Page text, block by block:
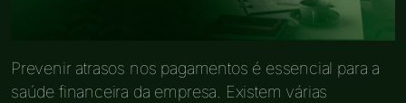
Prevenir atrasos nos pagamentos é essencial para a
saúde financeira da empresa. Existem várias